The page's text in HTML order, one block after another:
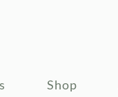
Shop